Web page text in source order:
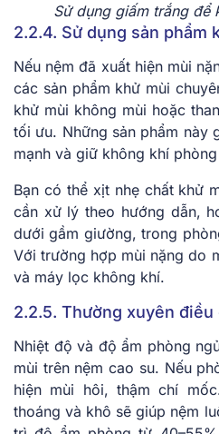
Sử dụng giấm trắng để
2.2.4. Sử dụng sản phẩm
Nếu nệm đã xuất hiện mùi
các sản phẩm khử mùi
khử mùi không mùi hoặc
tối ưu. Những sản phẩm này
mạnh và giữ không khí
Bạn có thể xịt nhẹ chất khử
cần xử lý theo hướng dẫn,
dưới gầm giường, trong
Với trường hợp mùi nặng do
và máy lọc không khí.
2.2.5. Thường xuyên
Nhiệt độ và độ ẩm phòng
mùi trên nệm cao su. Nếu
hiện mùi hôi, thậm chí
thoáng và khô sẽ giúp nệm